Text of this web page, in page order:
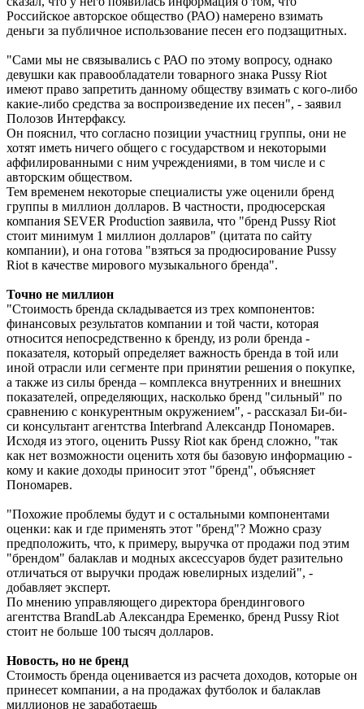
Российское авторское общество (РАО) намерено взимать
деньги за публичное использование песен его подзащитных.
"Сами мы не связывались с РАО по этому вопросу, однако
девушки как правообладатели товарного знака Pussy Riot
имеют право запретить данному обществу взимать с кого-либо
какие-либо средства за воспроизведение их песен", - заявил
Полозов Интерфаксу.
Он пояснил, что согласно позиции участниц группы, они не
хотят иметь ничего общего с государством и некоторыми
аффилированными с ним учреждениями, в том числе и с
авторским обществом.
Тем временем некоторые специалисты уже оценили бренд
группы в миллион долларов. В частности, продюсерская
компания SEVER Production заявила, что "бренд Pussy Riot
стоит минимум 1 миллион долларов" (цитата по сайту
компании), и она готова "взяться за продюсирование Pussy
Riot в качестве мирового музыкального бренда".
Точно не миллион
"Стоимость бренда складывается из трех компонентов:
финансовых результатов компании и той части, которая
относится непосредственно к бренду, из роли бренда -
показателя, который определяет важность бренда в той или
иной отрасли или сегменте при принятии решения о покупке,
а также из силы бренда – комплекса внутренних и внешних
показателей, определяющих, насколько бренд "сильный" по
сравнению с конкурентным окружением", - рассказал Би-би-
си консультант агентства Interbrand Александр Пономарев.
Исходя из этого, оценить Pussy Riot как бренд сложно, "так
как нет возможности оценить хотя бы базовую информацию -
кому и какие доходы приносит этот "бренд", объясняет
Пономарев.
"Похожие проблемы будут и с остальными компонентами
оценки: как и где применять этот "бренд"? Можно сразу
предположить, что, к примеру, выручка от продажи под этим
"брендом" балаклав и модных аксессуаров будет разительно
отличаться от выручки продаж ювелирных изделий", -
добавляет эксперт.
По мнению управляющего директора брендингового
агентства BrandLab Александра Еременко, бренд Pussy Riot
стоит не больше 100 тысяч долларов.
Новость, но не бренд
Стоимость бренда оценивается из расчета доходов, которые он
принесет компании, а на продажах футболок и балаклав
миллионов не заработаешь